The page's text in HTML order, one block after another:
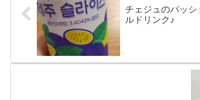
チェジュのパッ
ルドリンク♪